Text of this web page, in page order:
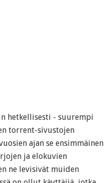
hetkellisesti - suurempi
torrent-sivustojen
ajan se ensimmäinen
ja elokuvien
ne levisivät muiden